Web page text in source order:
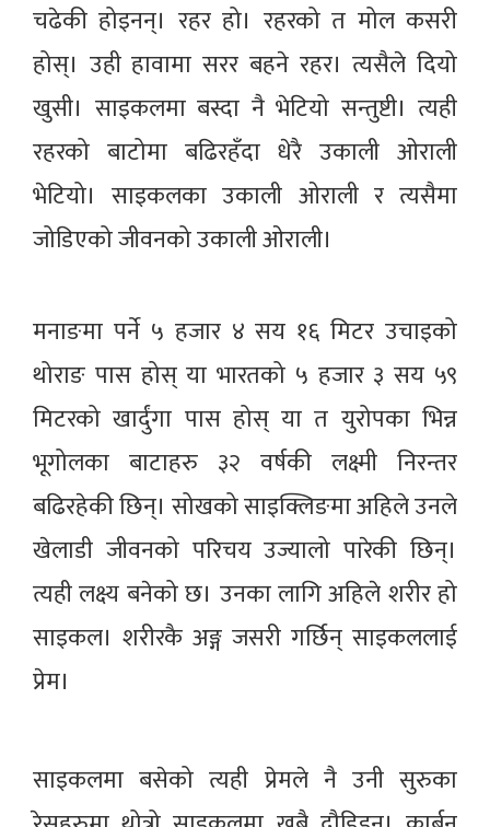
चढेकी होइनन्। रहर हो। रहरको त मोल कसरी
होस्। उही हावामा सरर बहने रहर। त्यसैले दियो
खुसी। साइकलमा बस्दा नै भेटियो सन्तुष्टी। त्यही
रहरको बाटोमा बढिरहँदा धेरै उकाली ओराली
भेटियो। साइकलका उकाली ओराली र त्यसैमा
जोडिएको जीवनको उकाली ओराली।
मनाङमा पर्ने ५ हजार ४ सय १६ मिटर उचाइको
थोराङ पास होस् या भारतको ५ हजार ३ सय ५९
मिटरको खार्दुंगा पास होस् या त युरोपका भिन्न
भूगोलका बाटाहरु ३२ वर्षकी लक्ष्मी निरन्तर
बढिरहेकी छिन्। सोखको साइक्लिङमा अहिले उनले
खेलाडी जीवनको परिचय उज्यालो पारेकी छिन्।
त्यही लक्ष्य बनेको छ। उनका लागि अहिले शरीर हो
साइकल। शरीरकै अङ्ग जसरी गर्छिन् साइकललाई
प्रेम।
साइकलमा बसेको त्यही प्रेमले नै उनी सुरुका